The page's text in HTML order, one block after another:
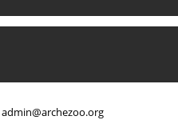
admin@archezoo.org